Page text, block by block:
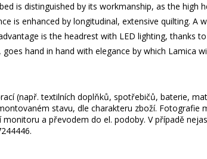
is distinguished by its workmanship, as the high
is enhanced by longitudinal, extensive quilting.
is the headrest with LED lighting, thanks
hand in hand with elegance by which Lamica
(např. textilních doplňků, spotřebičů, baterie,
stavu, dle charakteru zboží. Fotografie
a převodem do el. podoby. V případě